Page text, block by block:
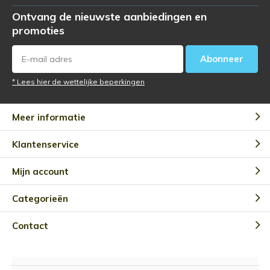
Ontvang de nieuwste aanbiedingen en
promoties
Abonneer
* Lees hier de wettelijke beperkingen
Meer informatie
Klantenservice
Mijn account
Categorieën
Contact